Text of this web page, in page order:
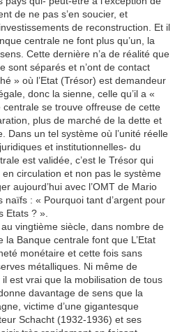
de ne pas s’en soucier, et
de reconstruction. Et il
centrale ne font plus qu’un, la
Cette dernière n’a de réalité que
sont séparés et n’ont de contact
» où l’Etat (Trésor) est demandeur
donc la sienne, celle qu’il a «
se trouve offreuse de cette
plus de marché de la dette et
Dans un tel système où l’unité réelle
et institutionnelles- du
est validée, c’est le Trésor qui
circulation et non pas le système
aujourd’hui avec l’OMT de Mario
naïfs : « Pourquoi tant d’argent pour
Etats ? ».
vingtième siècle, dans nombre de
la Banque centrale font que L’Etat
monétaire et cette fois sans
métalliques. Ni même de
est vrai que la mobilisation de tous
davantage de sens que la
victime d’une gigantesque
Schacht (1932-1936) et ses